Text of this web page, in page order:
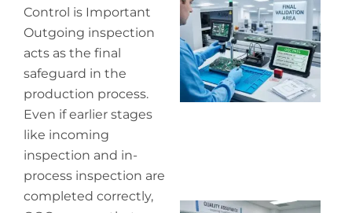
Control is Important
Outgoing inspection
acts as the final
safeguard in the
production process.
Even if earlier stages
like incoming
inspection and in-
process inspection are
completed correctly,